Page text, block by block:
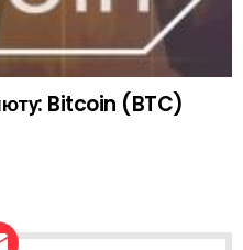
Bitcoin (BTC)